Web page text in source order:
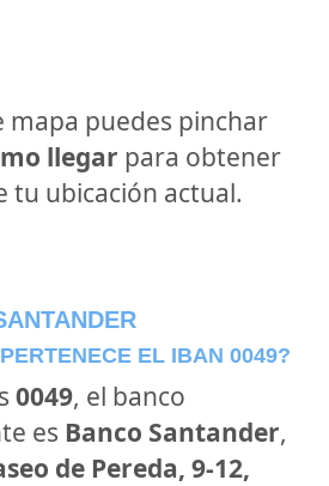
mapa puedes pinchar
llegar para obtener
tu ubicación actual.
EL IBAN 0049?
0049, el banco
es Banco Santander,
de Pereda, 9-12,